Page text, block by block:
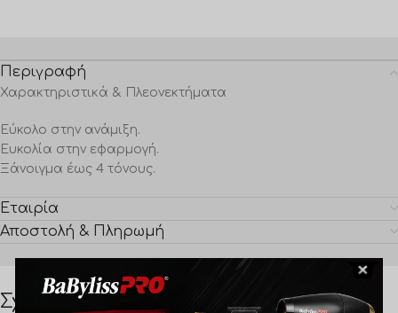
Περιγραφή
Χαρακτηριστικά & Πλεονεκτήματα
Εύκολο στην ανάμιξη.
Ευκολία στην εφαρμογή.
Ξάνοιγμα έως 4 τόνους.
Εταιρία
Αποστολή & Πληρωμή
Σχετικά προϊόντα